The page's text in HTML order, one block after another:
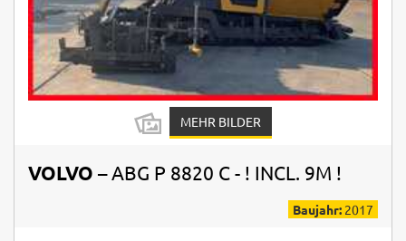
MEHR BILDER
VOLVO – ABG P 8820 C - ! INCL. 9M !
Baujahr: 2017